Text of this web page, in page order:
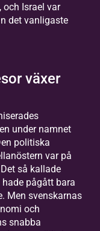
och Israel var
det vanligaste
växer
under namnet
politiska
var på
så kallade
pågått bara
Men svenskarnas
och
snabba